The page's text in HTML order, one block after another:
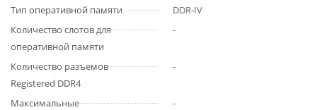
Тип оперативной памяти
DDR-IV
Количество слотов для
оперативной памяти
-
Количество разъемов
Registered DDR4
-
Максимальные
-